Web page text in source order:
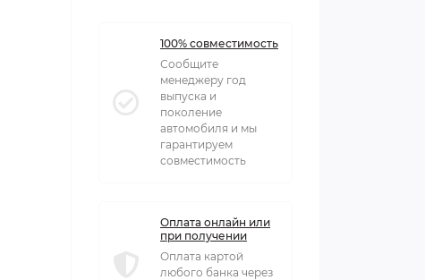
100% совместимость
Сообщите
менеджеру год
выпуска и
поколение
автомобиля и мы
гарантируем
совместимость
Оплата онлайн или
при получении
Оплата картой
любого банка через